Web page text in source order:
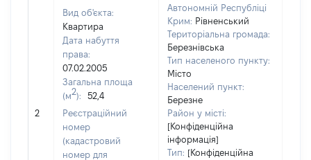
2
Вид об'єкта:
Квартира
Дата набуття
права:
07.02.2005
Загальна площа
(м2):
52,4
Реєстраційний
номер
(кадастровий
номер для
Автономній Республіці
Крим: Рівненський
Територіальна громада:
Березнівська
Тип населеного пункту:
Місто
Населений пункт:
Березне
Район у місті:
[Конфіденційна
інформація]
Тип: [Конфіденційна